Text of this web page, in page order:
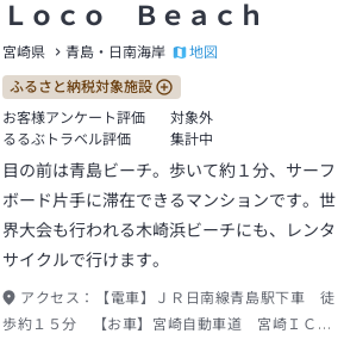
Ｌｏｃｏ Ｂｅａｃｈ
宮崎県 青島・日南海岸 地図
ふるさと納税対象施設
お客様アンケート評価
対象外
るるぶトラベル評価
集計中
目の前は青島ビーチ。歩いて約１分、サーフ
ボード片手に滞在できるマンションです。世
界大会も行われる木崎浜ビーチにも、レンタ
サイクルで行けます。
アクセス：
【電車】ＪＲ日南線青島駅下車 徒
歩約１５分 【お車】宮崎自動車道 宮崎ＩＣよ